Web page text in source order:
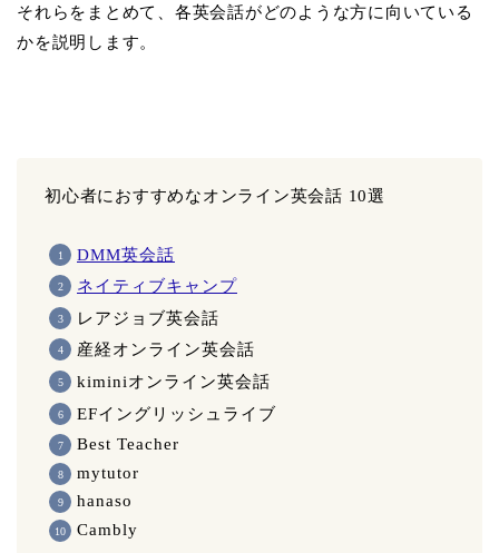
それらをまとめて、各英会話がどのような方に向いている
かを説明します。
初心者におすすめなオンライン英会話 10選
DMM英会話
ネイティブキャンプ
レアジョブ英会話
産経オンライン英会話
kiminiオンライン英会話
EFイングリッシュライブ
Best Teacher
mytutor
hanaso
Cambly